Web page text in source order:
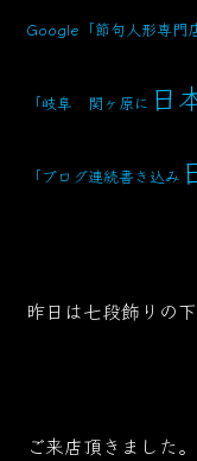
Google「節句人形専門
「岐阜 関ヶ原に 日
「ブログ連続書き込み
昨日は七段飾りの
ご来店頂きました。